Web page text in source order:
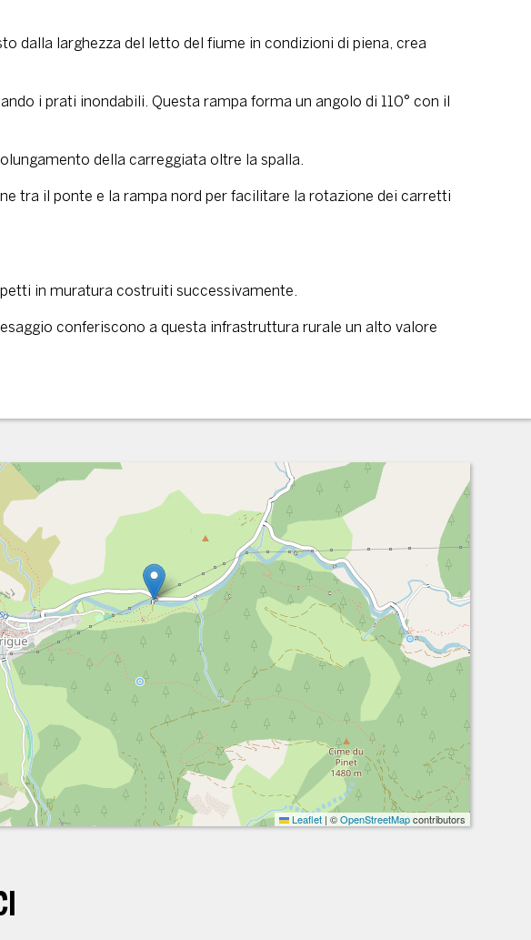
dalla larghezza del letto del fiume in condizioni di piena, crea
i prati inondabili. Questa rampa forma un angolo di 110° con il
della carreggiata oltre la spalla.
tra il ponte e la rampa nord per facilitare la rotazione dei carretti
in muratura costruiti successivamente.
conferiscono a questa infrastruttura rurale un alto valore
Leaflet | ©OpenStreetMapcontributors